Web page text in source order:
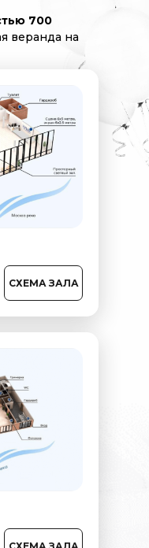
700
веранда на
СХЕМА ЗАЛА
СХЕМА ЗАЛА